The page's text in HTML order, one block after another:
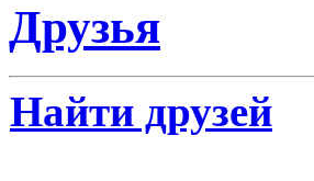
Друзья
Найти друзей